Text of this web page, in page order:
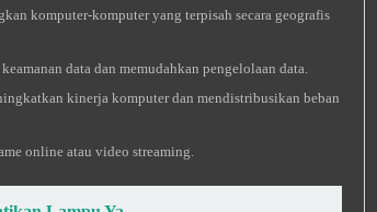
komputer-komputer yang terpisah secara geografis
data dan memudahkan pengelolaan data.
kinerja komputer dan mendistribusikan beban
online atau video streaming.